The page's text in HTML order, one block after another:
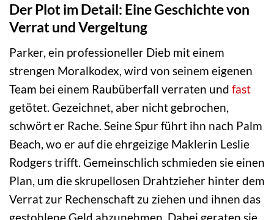
Der Plot im Detail: Eine Geschichte von
Verrat und Vergeltung
Parker, ein professioneller Dieb mit einem
strengen Moralkodex, wird von seinem eigenen
Team bei einem Raubüberfall verraten und fast
getötet. Gezeichnet, aber nicht gebrochen,
schwört er Rache. Seine Spur führt ihn nach Palm
Beach, wo er auf die ehrgeizige Maklerin Leslie
Rodgers trifft. Gemeinschlich schmieden sie einen
Plan, um die skrupellosen Drahtzieher hinter dem
Verrat zur Rechenschaft zu ziehen und ihnen das
gestohlene Geld abzunehmen. Dabei geraten sie